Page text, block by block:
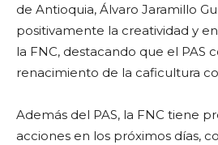
de Antioquia, Álvaro Jaramillo
positivamente la creatividad y
la FNC, destacando que el PAS
renacimiento de la caficultura
Además del PAS, la FNC tiene
acciones en los próximos días,